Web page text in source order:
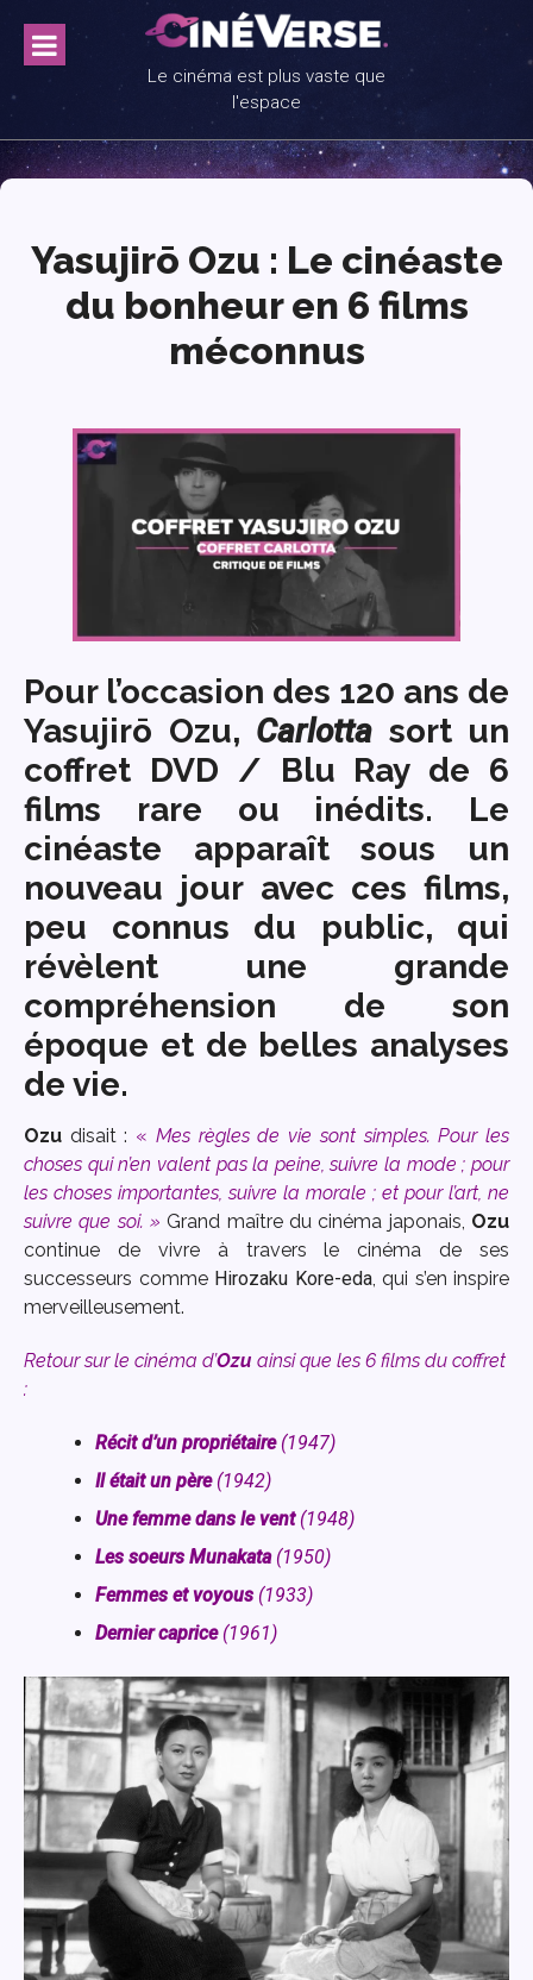
content
Le cinéma est plus vaste que
l'espace
Yasujirō Ozu : Le cinéaste
du bonheur en 6 films
méconnus
Pour l’occasion des 120 ans de
Yasujirō Ozu, Carlotta sort un
coffret DVD / Blu Ray de 6
films rare ou inédits. Le
cinéaste apparaît sous un
nouveau jour avec ces films,
peu connus du public, qui
révèlent une grande
compréhension de son
époque et de belles analyses
de vie.
Ozu disait : « Mes règles de vie sont simples. Pour les
choses qui n’en valent pas la peine, suivre la mode ; pour
les choses importantes, suivre la morale ; et pour l’art, ne
suivre que soi. » Grand maître du cinéma japonais, Ozu
continue de vivre à travers le cinéma de ses
successeurs comme Hirozaku Kore-eda, qui s’en inspire
merveilleusement.
Retour sur le cinéma d’Ozu ainsi que les 6 films du coffret
:
Récit d’un propriétaire (1947)
Il était un père (1942)
Une femme dans le vent (1948)
Les soeurs Munakata (1950)
Femmes et voyous (1933)
Dernier caprice (1961)